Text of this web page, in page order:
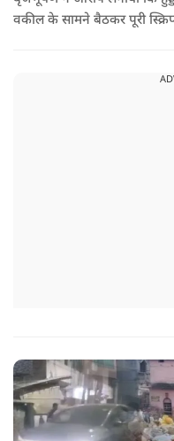
वकील के सामने बैठकर पूरी